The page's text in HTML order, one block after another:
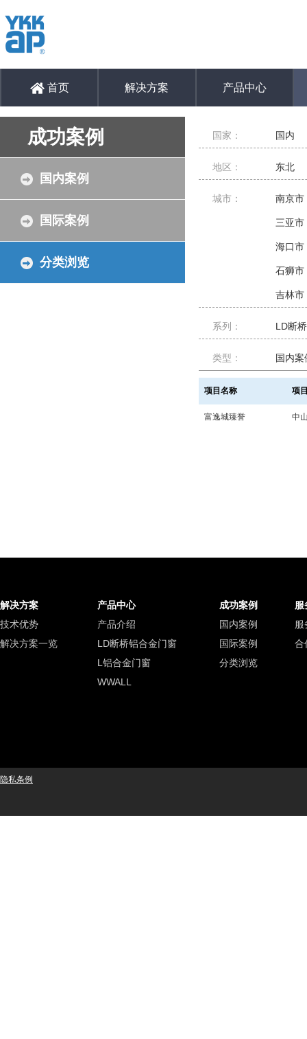
首页 解决方案 产品中心
成功案例
国内案例
国际案例
分类浏览
国家： 国内
地区： 东北
城市： 南京市
三亚市
海口市
石狮市
吉林市
系列： LD断
类型： 国内案
项目名称 项
富逸城臻誉 中
解决方案 产品中心 成功案例
服
技术优势
产品介绍 国内案例
服
解决方案一览
LD断桥铝合金门窗 国际案例
合
L铝合金门窗
分类浏览
WWALL
隐私条例